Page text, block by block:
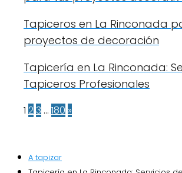
Tapiceros en La Rinconada
proyectos de decoración
Tapicería en La Rinconada:
Tapiceros Profesionales
1 23 … 180 »
A tapizar